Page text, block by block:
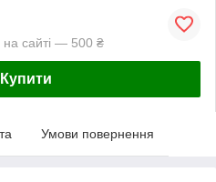
на сайті — 500 ₴
Купити
Умови повернення